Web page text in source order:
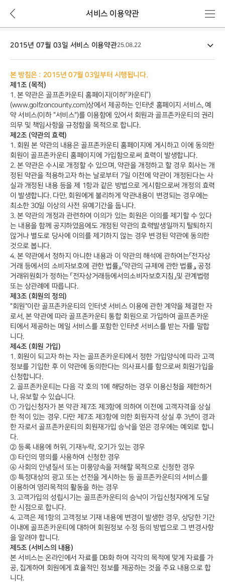
서비스 이용약관
뒤
로
가
메
뉴
용
상
세
2015년 07월 03일 서비스 이용약관25.08.22
본 방침은 : 2015년 07월 03일부터 시행됩니다.
제1조 (목적)
1. 본 약관은 골프존카운티 홈페이지(이하”카운티”)
(www.golfzoncounty.com)상에서 제공하는 인터넷 홈페이지 서비스, 예
약 서비스(이하 "서비스")를 이용함에 있어서 회원과 골프존카운티의 권리
의무 및 책임사항을 규정함을 목적으로 합니다.
제2조 (약관의 효력)
1. 회원 본 약관의 내용은 골프존카운티 홈페이지에 게시하고 이에 동의한
회원이 골프존카운티 홈페이지에 가입함으로써 효력이 발생합니다.
2. 본 약관은 수시로 개정할 수 있으며, 약관을 개정하고 할 경우 회사는 개
정된 약관을 적용하고자 하는 날로부터 7일 이전에 약관이 개정된다는 사
실과 개정된 내용 등을 제 1항과 같은 방법으로 게시함으로써 개정의 효력
이 발생합니다. 다만, 회원에게 불리하게 약관내용이 변경되는 경우에는
최소한 30일 이상의 사전 유예기간을 둡니다.
3. 본 약관의 개정과 관련하여 이의가 있는 회원은 이의를 제기할 수 있다
는 내용을 함께 공지하였음에도 개정된 약관의 효력발생일까지 탈퇴하지
않거나 별도로 당사에 이의를 제기하지 않는 경우 변경된 약관에 동의한
것으로 봅니다.
4. 본 약관에서 정하지 아니한 내용과 이 약관의 해석에 관하여는「전자상
거래 등에서의 소비자보호에 관한 법률」,「약관의 규제에 관한 법률」, 공정
거래위원회가 정하는 「전자상거래등에서의소비자보호지침」및 관계법령
또는 상관례에 따릅니다.
제3조 (회원의 정의)
"회원"이란 골프존카운티의 인터넷 서비스 이용에 관한 계약을 체결한 자
로서, 본 약관에 따라 골프존카운티 통합 회원으로 가입하여 골프존카운
티에서 제공하는 메일 서비스를 포함한 인터넷 서비스를 받는 자를 말합
니다.
제4조 (회원 가입)
1. 회원이 되고자 하는 자는 골프존카운티에서 정한 가입양식에 따라 고객
정보를 기입한 후 이 약관에 동의한다는 의사표시를 함으로써 회원가입을
신청합니다.
2. 골프존카운티는 다음 각 호의 1에 해당하는 경우 이용신청을 제한하거
나, 유보할 수 있습니다.
① 가입신청자가 본 약관 제7조 제3항에 의하여 이전에 고객자격을 상실
한 적이 있는 경우. 다만 제7조 제3항에 의한 회원자격 상실 후 3년이 경과
한 자로서 골프존카운티의 회원재가입 승낙을 얻은 경우에는 예외로 합니
다.
② 등록 내용에 허위, 기재누락, 오기가 있는 경우
③ 타인의 명의를 사용하여 신청한 경우
④ 사회의 안녕질서 또는 미풍양속을 저해할 목적으로 신청한 경우
⑤ 특정대상의 광고 또는 선전을 게시하는 등 골프존카운티의 서비스를
이용하여 영리목적의 활동을 하는 경우
3. 고객가입의 성립시기는 골프존카운티의 승낙이 가입신청자에게 도달
한 시점으로 합니다.
4. 고객은 제1항의 고객정보 기재 내용에 변경이 발생한 경우, 상당한 기간
이내에 골프존카운티에 대하여 회원정보 수정 등의 방법으로 그 변경사항
을 알려야 합니다.
제5조 (서비스의 내용)
본 서비스는 온라인에서 자료를 DB화 하여 각각의 목적에 맞게 자료를 가
공, 집계하여 회원에게 효율적인 정보를 제공하는 것을 주요 내용으로 합
니다.